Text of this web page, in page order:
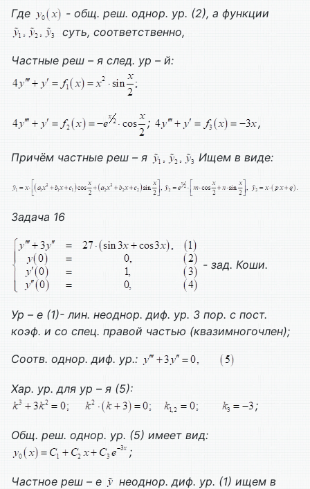
Где
- общ. реш. однор. ур. (2), а функции
суть, соответственно,
Частные реш – я след. ур – й:
; ,
Причём частные реш – я Ищем в виде:
Задача 16
- зад. Коши.
Ур – е (1)- лин. неоднор. диф. ур. 3 пор. с пост.
коэф. и со спец. правой частью (квазимногочлен);
Соотв. однор. диф. ур.:
Хар. ур. для ур – я (5):
;
Общ. реш. однор. ур. (5) имеет вид:
;
Частное реш – е неоднор. диф. ур. (1) ищем в